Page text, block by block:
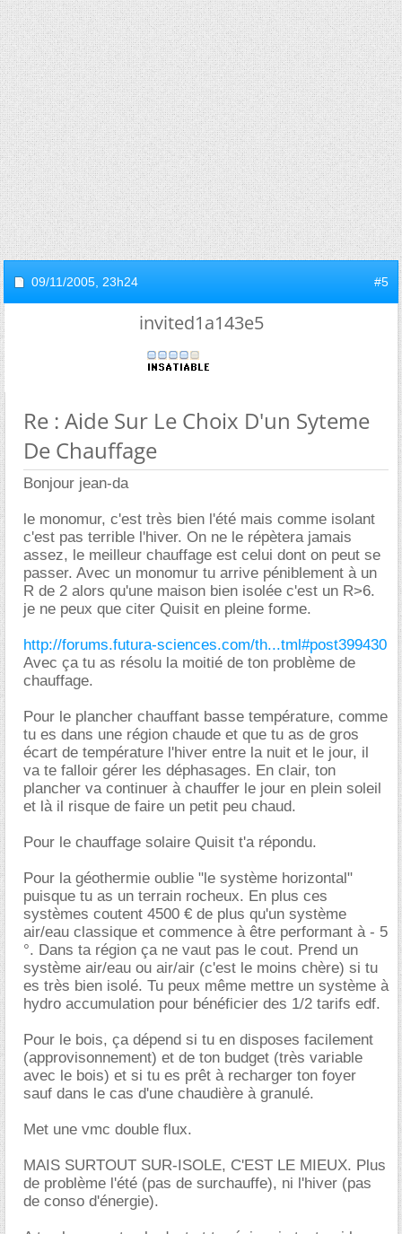
09/11/2005, 23h24 #5
invited1a143e5
Re : Aide Sur Le Choix D'un Syteme
De Chauffage
Bonjour jean-da
le monomur, c'est très bien l'été mais comme isolant
c'est pas terrible l'hiver. On ne le répètera jamais
assez, le meilleur chauffage est celui dont on peut se
passer. Avec un monomur tu arrive péniblement à un
R de 2 alors qu'une maison bien isolée c'est un R>6.
je ne peux que citer Quisit en pleine forme.
http://forums.futura-sciences.com/th...tml#post399430
Avec ça tu as résolu la moitié de ton problème de
chauffage.
Pour le plancher chauffant basse température, comme
tu es dans une région chaude et que tu as de gros
écart de température l'hiver entre la nuit et le jour, il
va te falloir gérer les déphasages. En clair, ton
plancher va continuer à chauffer le jour en plein soleil
et là il risque de faire un petit peu chaud.
Pour le chauffage solaire Quisit t'a répondu.
Pour la géothermie oublie "le système horizontal"
puisque tu as un terrain rocheux. En plus ces
systèmes coutent 4500 € de plus qu'un système
air/eau classique et commence à être performant à - 5
°. Dans ta région ça ne vaut pas le cout. Prend un
système air/eau ou air/air (c'est le moins chère) si tu
es très bien isolé. Tu peux même mettre un système à
hydro accumulation pour bénéficier des 1/2 tarifs edf.
Pour le bois, ça dépend si tu en disposes facilement
(approvisonnement) et de ton budget (très variable
avec le bois) et si tu es prêt à recharger ton foyer
sauf dans le cas d'une chaudière à granulé.
Met une vmc double flux.
MAIS SURTOUT SUR-ISOLE, C'EST LE MIEUX. Plus
de problème l'été (pas de surchauffe), ni l'hiver (pas
de conso d'énergie).